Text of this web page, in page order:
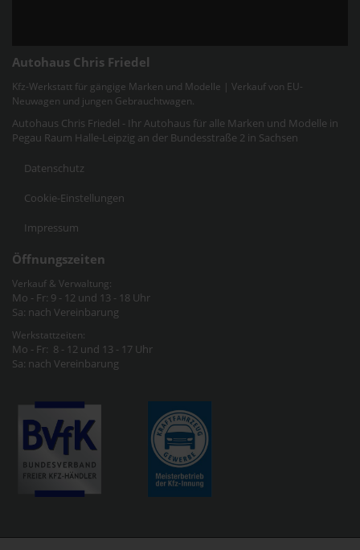
Autohaus Chris Friedel
Kfz-Werkstatt für gängige Marken und Modelle | Verkauf von EU-
Neuwagen und jungen Gebrauchtwagen.
Autohaus Chris Friedel - Ihr Autohaus für alle Marken und Modelle in
Pegau Raum Halle-Leipzig an der Bundesstraße 2 in Sachsen
Datenschutz
Cookie-Einstellungen
Impressum
Öffnungszeiten
Verkauf & Verwaltung:
Mo - Fr: 9 - 12 und 13 - 18 Uhr
Sa: nach Vereinbarung
Werkstattzeiten:
Mo - Fr: 8 - 12 und 13 - 17 Uhr
Sa: nach Vereinbarung